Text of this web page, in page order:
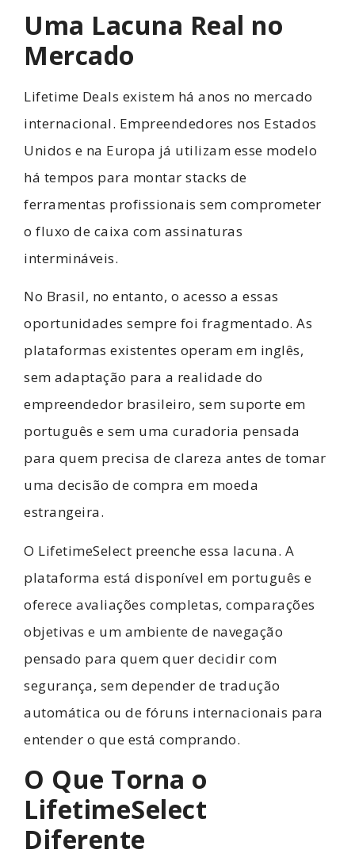
Uma Lacuna Real no
Mercado
Lifetime Deals existem há anos no mercado
internacional. Empreendedores nos Estados
Unidos e na Europa já utilizam esse modelo
há tempos para montar stacks de
ferramentas profissionais sem comprometer
o fluxo de caixa com assinaturas
intermináveis.
No Brasil, no entanto, o acesso a essas
oportunidades sempre foi fragmentado. As
plataformas existentes operam em inglês,
sem adaptação para a realidade do
empreendedor brasileiro, sem suporte em
português e sem uma curadoria pensada
para quem precisa de clareza antes de tomar
uma decisão de compra em moeda
estrangeira.
O LifetimeSelect preenche essa lacuna. A
plataforma está disponível em português e
oferece avaliações completas, comparações
objetivas e um ambiente de navegação
pensado para quem quer decidir com
segurança, sem depender de tradução
automática ou de fóruns internacionais para
entender o que está comprando.
O Que Torna o
LifetimeSelect
Diferente